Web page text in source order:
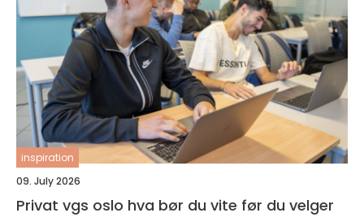
inspiration
09. July 2026
Privat vgs oslo hva bør du vite før du velger